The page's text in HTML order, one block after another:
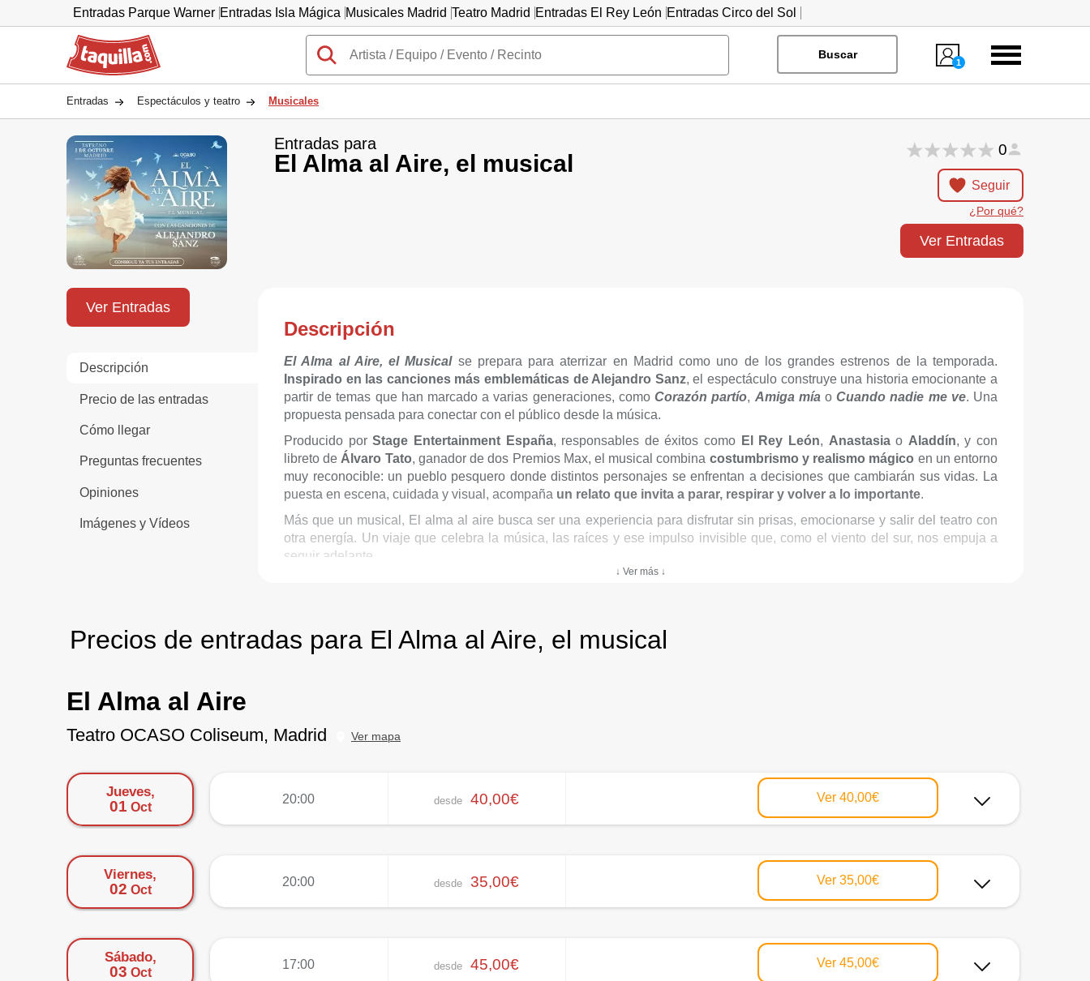
Entradas Parque Warner Entradas Isla Mágica Musicales Madrid Teatro Madrid Entradas El Rey León Entradas Circo del Sol
Taquilla.com
Buscar
1
Menú
Entradas Espectáculos y teatro Musicales
Entradas para
El Alma al Aire, el musical
0
Seguir
¿Por qué?
Ver Entradas
Ver Entradas
Descripción
Precio de las entradas
Cómo llegar
Preguntas frecuentes
Opiniones
Imágenes y Vídeos
Descripción
El Alma al Aire, el Musicalse prepara para aterrizar en Madrid como uno de los grandes estrenos de la temporada.
Inspirado en las canciones más emblemáticas de Alejandro Sanz, el espectáculo construye una historia emocionante a
partir de temas que han marcado a varias generaciones, comoCorazón partío, Amiga mía oCuando nadie me ve. Una
propuesta pensada para conectar con el público desde la música.
Producido porStage Entertainment España, responsables de éxitos como El Rey León, Anastasiao Aladdín, y con
libreto de Álvaro Tato, ganador de dos Premios Max, el musical combina costumbrismo y realismo mágico en un entorno
muy reconocible: un pueblo pesquero donde distintos personajes se enfrentan a decisiones que cambiarán sus vidas. La
puesta en escena, cuidada y visual, acompaña un relato que invita a parar, respirar y volver a lo importante.
Más que un musical, El alma al aire busca ser una experiencia para disfrutar sin prisas, emocionarse y salir del teatro con
otra energía. Un viaje que celebra la música, las raíces y ese impulso invisible que, como el viento del sur, nos empuja a
seguir adelante.
↓ Ver más ↓
Precios de entradas para El Alma al Aire, el musical
El Alma al Aire
Teatro OCASO Coliseum, Madrid Ver mapa
Jueves,
01 Oct
20:00 desde 40,00€ Ver 40,00€
Viernes,
02 Oct
20:00 desde 35,00€ Ver 35,00€
Sábado,
03 Oct
17:00 desde 45,00€ Ver 45,00€